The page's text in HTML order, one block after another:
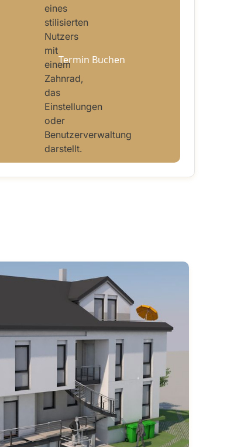
Termin Buchen